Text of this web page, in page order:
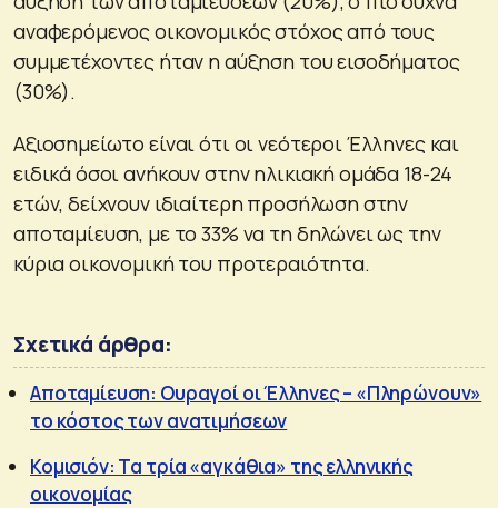
αναφερόμενος οικονομικός στόχος από τους
συμμετέχοντες ήταν η αύξηση του εισοδήματος
(30%).
Αξιοσημείωτο είναι ότι οι νεότεροι Έλληνες και
ειδικά όσοι ανήκουν στην ηλικιακή ομάδα 18-24
ετών, δείχνουν ιδιαίτερη προσήλωση στην
αποταμίευση, με το 33% να τη δηλώνει ως την
κύρια οικονομική του προτεραιότητα.
Σχετικά άρθρα:
Αποταμίευση: Ουραγοί οι Έλληνες – «Πληρώνουν»
το κόστος των ανατιμήσεων
Κομισιόν: Τα τρία «αγκάθια» της ελληνικής
οικονομίας